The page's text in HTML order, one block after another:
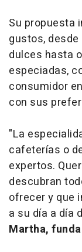
Su propuesta
gustos,
dulces hasta
especiadas,
consumidor
con sus
"La
cafeterías o
expertos.
descubran
ofrecer y que
a su día a día
Martha,